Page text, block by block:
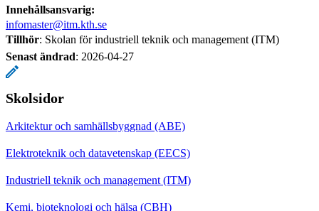
Innehållsansvarig:
infomaster@itm.kth.se
Tillhör: Skolan för industriell teknik och management (ITM)
Senast ändrad: 2026-04-27
Skolsidor
Arkitektur och samhällsbyggnad (ABE)
Elektroteknik och datavetenskap (EECS)
Industriell teknik och management (ITM)
Kemi, bioteknologi och hälsa (CBH)